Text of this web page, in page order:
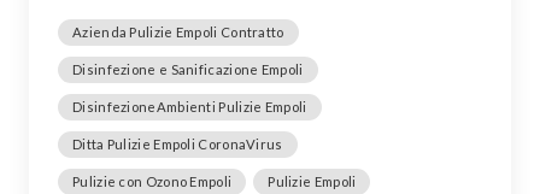
Azienda Pulizie Empoli Contratto
Disinfezione e Sanificazione Empoli
DisinfezioneAmbienti Pulizie Empoli
Ditta Pulizie Empoli CoronaVirus
Pulizie con Ozono Empoli Pulizie Empoli